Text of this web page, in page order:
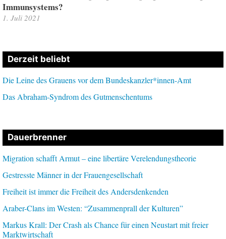
Immunsystems?
1. Juli 2021
Derzeit beliebt
Die Leine des Grauens vor dem Bundeskanzler*innen-Amt
Das Abraham-Syndrom des Gutmenschentums
Dauerbrenner
Migration schafft Armut – eine libertäre Verelendungstheorie
Gestresste Männer in der Frauengesellschaft
Freiheit ist immer die Freiheit des Andersdenkenden
Araber-Clans im Westen: “Zusammenprall der Kulturen”
Markus Krall: Der Crash als Chance für einen Neustart mit freier
Marktwirtschaft